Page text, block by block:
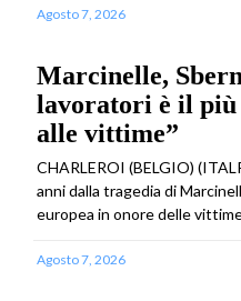
Agosto 7, 2026
Marcinelle,
lavoratori è il più
alle vittime”
CHARLEROI (BELGIO)
anni dalla tragedia di
europea in onore delle
Agosto 7, 2026